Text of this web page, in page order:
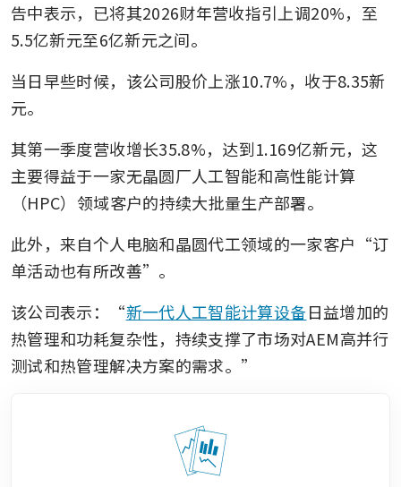
告中表示，已将其2026财年营收指引上调20%，至
5.5亿新元至6亿新元之间。
当日早些时候，该公司股价上涨10.7%，收于8.35新
元。
其第一季度营收增长35.8%，达到1.169亿新元，这
主要得益于一家无晶圆厂人工智能和高性能计算
（HPC）领域客户的持续大批量生产部署。
此外，来自个人电脑和晶圆代工领域的一家客户“订
单活动也有所改善”。
该公司表示：“新一代人工智能计算设备日益增加的
热管理和功耗复杂性，持续支撑了市场对AEM高并行
测试和热管理解决方案的需求。”